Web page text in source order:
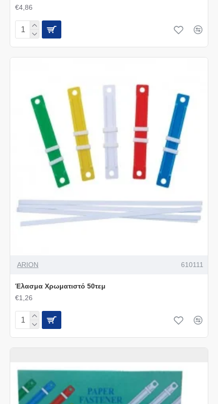
€4,86
ARION 610111
Έλασμα Χρωματιστό 50τεμ
€1,26